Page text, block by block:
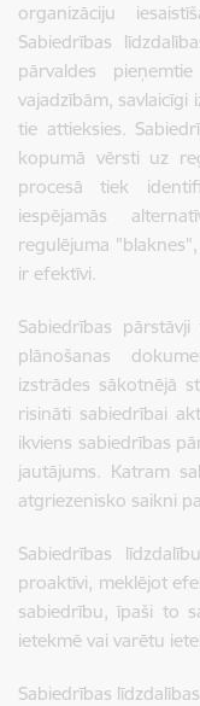
organizāciju
Sabiedrības
pārvaldes
vajadzībām,
tie attieksies.
kopumā vērsti uz
procesā tiek
iespējamās
regulējuma
ir efektīvi.
Sabiedrības
plānošanas
izstrādes sākotnējā
risināti sabiedrībai
ikviens sabiedrības
jautājums. Katram
atgriezenisko saikni
Sabiedrības
proaktīvi, meklējot
sabiedrību, īpaši to
ietekmē vai varētu
Sabiedrības